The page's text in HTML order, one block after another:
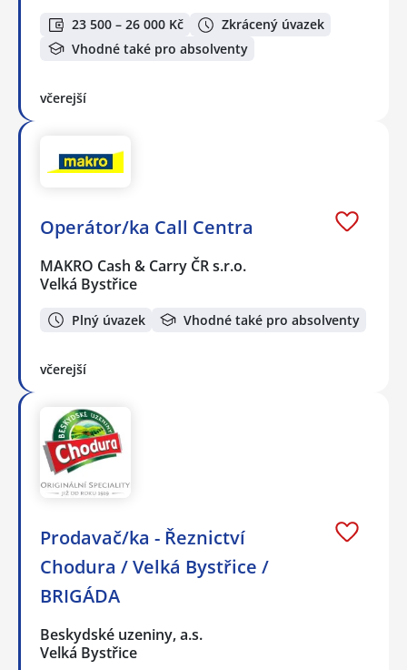
23 500 – 26 000 Kč
Zkrácený úvazek
Vhodné také pro absolventy
včerejší
Operátor/ka Call Centra
MAKRO Cash & Carry ČR s.r.o.
Velká Bystřice
Plný úvazek Vhodné také pro absolventy
včerejší
Prodavač/ka - Řeznictví
Chodura / Velká Bystřice /
BRIGÁDA
Beskydské uzeniny, a.s.
Velká Bystřice